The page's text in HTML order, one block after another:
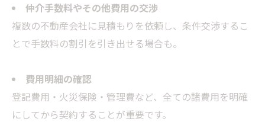
仲介手数料やその他費用の交渉
複数の不動産会社に見積もりを依頼し、条件交渉するこ
とで手数料の割引を引き出せる場合も。
費用明細の確認
登記費用・火災保険・管理費など、全ての諸費用を明確
にしてから契約することが重要です。